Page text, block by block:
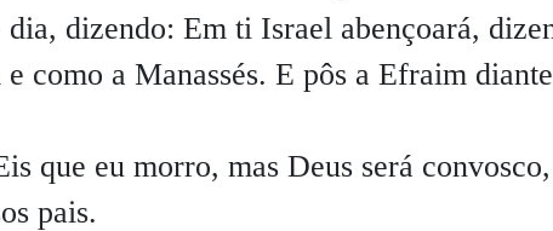
dizendo: Em ti Israel abençoará,
como a Manassés. E pôs a Efraim
que eu morro, mas Deus será
pais.